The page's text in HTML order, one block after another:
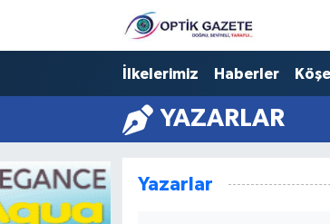
İlkelerimiz Haberler
YAZARLAR
Yazarlar
Nöbetçi Eczaneler
Hava Durumu
Trafik Durumu